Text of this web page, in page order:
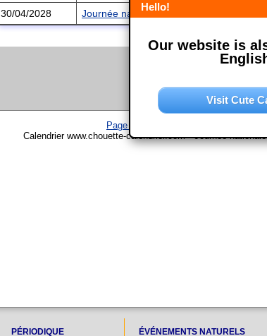
30/04/2028
Journée nationale du souvenir de la
Page d'accueil
Calendrier www.chouette-calendrier.com • Journée
PÉRIODIQUE ÉVÉNEMENTS NATURELS
Hello!
Our website is
Visit Cute